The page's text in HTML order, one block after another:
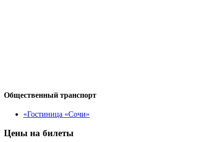
Общественный транспорт
«Гостиница «Сочи»
Цены на билеты